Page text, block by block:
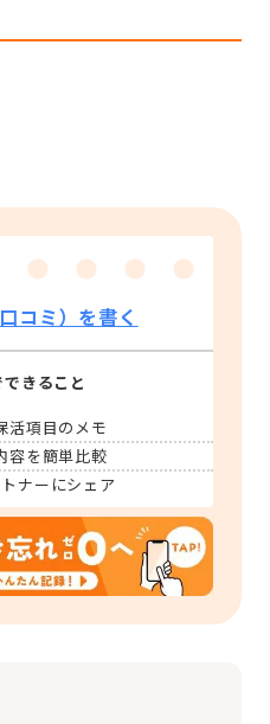
コミ）を書く
きること
活項目のメモ
容を簡単比較
ナーにシェア